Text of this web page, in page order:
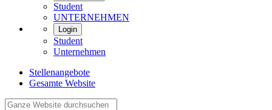
Student
UNTERNEHMEN
Login
Student
Unternehmen
Stellenangebote
Gesamte Website